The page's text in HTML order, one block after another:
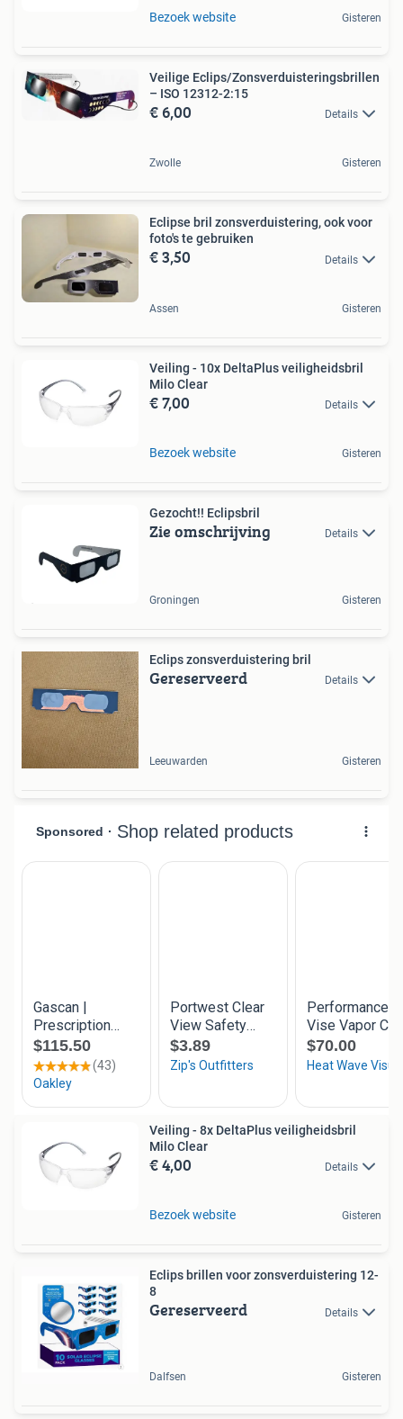
Bezoek website Gisteren
Veilige Eclips/Zonsverduisteringsbrillen
– ISO 12312-2:15
€ 6,00 Details
Zwolle Gisteren
Eclipse bril zonsverduistering, ook voor
foto's te gebruiken
€ 3,50 Details
Assen Gisteren
Veiling - 10x DeltaPlus veiligheidsbril
Milo Clear
€ 7,00 Details
Bezoek website Gisteren
Gezocht!! Eclipsbril
Zie omschrijving Details
Groningen Gisteren
Eclips zonsverduistering bril
Gereserveerd Details
Leeuwarden Gisteren
Veiling - 8x DeltaPlus veiligheidsbril
Milo Clear
€ 4,00 Details
Bezoek website Gisteren
Eclips brillen voor zonsverduistering 12-
8
Gereserveerd Details
Dalfsen Gisteren